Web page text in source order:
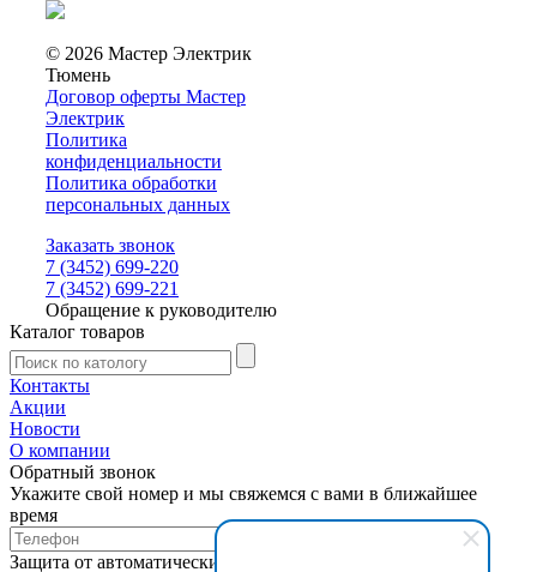
© 2026 Мастер Электрик
Тюмень
Договор оферты Мастер
Электрик
Политика
конфиденциальности
Политика обработки
персональных данных
Заказать звонок
7 (3452) 699-220
7 (3452) 699-221
Обращение к руководителю
Каталог товаров
Контакты
Акции
Новости
О компании
Обратный звонок
Укажите свой номер и мы свяжемся с вами в ближайшее
время
Защита от автоматических сообщений